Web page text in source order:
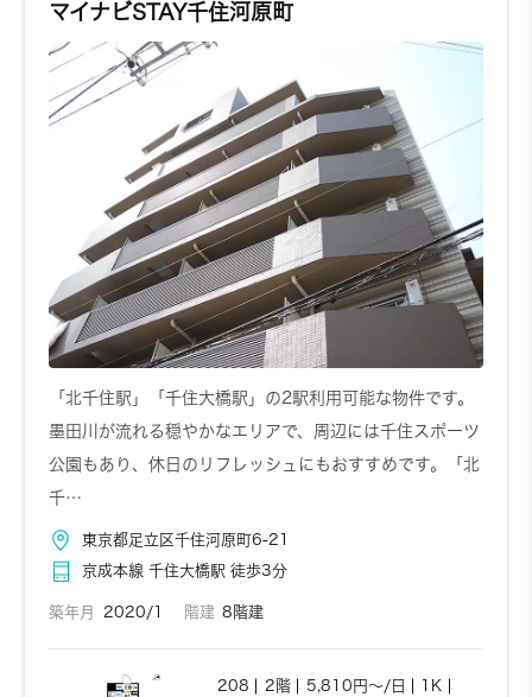
マイナビSTAY千住河原町
「北千住駅」「千住大橋駅」の2駅利用可能な物件です。
墨田川が流れる穏やかなエリアで、周辺には千住スポーツ
公園もあり、休日のリフレッシュにもおすすめです。「北
千…
東京都足立区千住河原町6-21
京成本線 千住大橋駅 徒歩3分
築年月 2020/1 階建 8階建
208 2階 5,810円～/日
1K